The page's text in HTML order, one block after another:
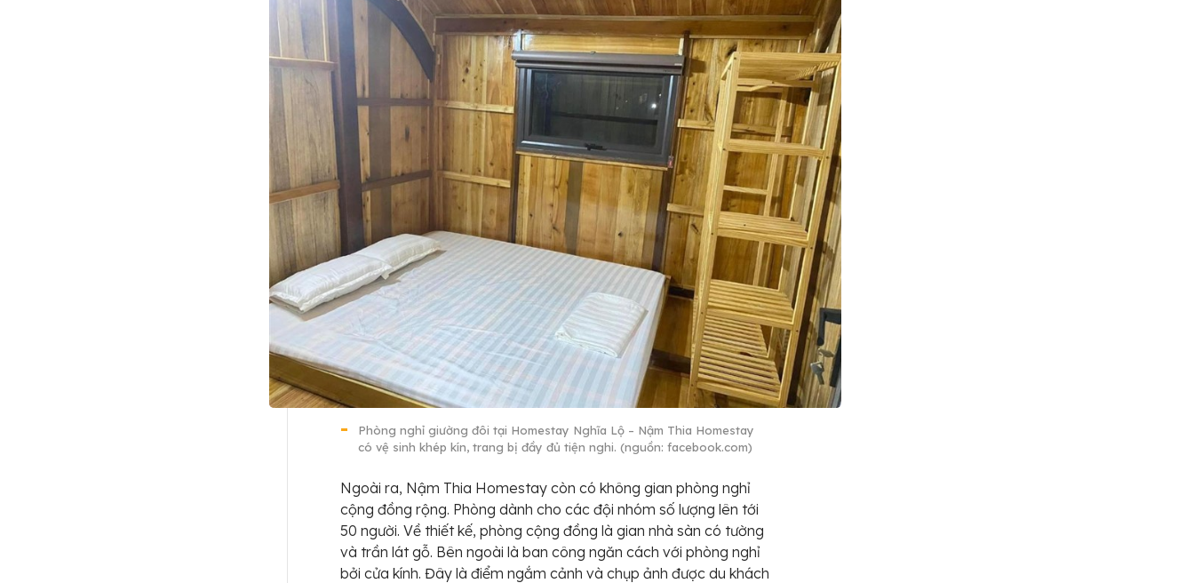
Phòng nghỉ giường đôi tại Homestay Nghĩa Lộ – Nậm Thia Homestay
có vệ sinh khép kín, trang bị đầy đủ tiện nghi. (nguồn: facebook.com)
Ngoài ra, Nậm Thia Homestay còn có không gian phòng nghỉ
cộng đồng rộng. Phòng dành cho các đội nhóm số lượng lên tới
50 người. Về thiết kế, phòng cộng đồng là gian nhà sàn có tường
và trần lát gỗ. Bên ngoài là ban công ngăn cách với phòng nghỉ
bởi cửa kính. Đây là điểm ngắm cảnh và chụp ảnh được du khách